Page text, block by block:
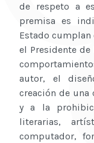
de respeto a
premisa es
Estado
el Presidente
autor, el
creación de una
y a la
literarias,
computador,